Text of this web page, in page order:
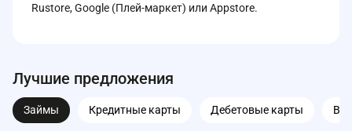
Rustore, Google (Плей-маркет) или Appstore.
Лучшие предложения
Займы Кредитные карты Дебетовые карты